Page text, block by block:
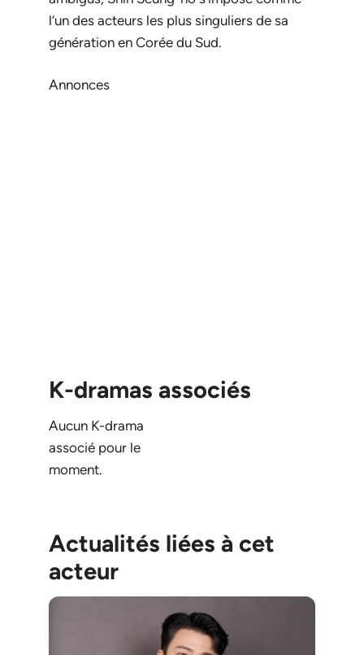
l’un des acteurs les plus singuliers de sa
génération en Corée du Sud.
Annonces
K-dramas associés
Aucun K-drama
associé pour le
moment.
Actualités liées à cet
acteur